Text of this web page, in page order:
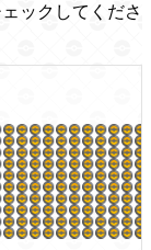
ックしてくださ